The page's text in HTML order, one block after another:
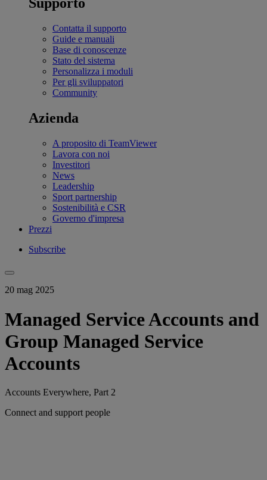
Supporto
Contatta il supporto
Guide e manuali
Base di conoscenze
Stato del sistema
Personalizza i moduli
Per gli sviluppatori
Community
Azienda
A proposito di TeamViewer
Lavora con noi
Investitori
News
Leadership
Sport partnership
Sostenibilità e CSR
Governo d'impresa
Prezzi
Subscribe
20 mag 2025
Managed Service Accounts and
Group Managed Service
Accounts
Accounts Everywhere, Part 2
Connect and support people